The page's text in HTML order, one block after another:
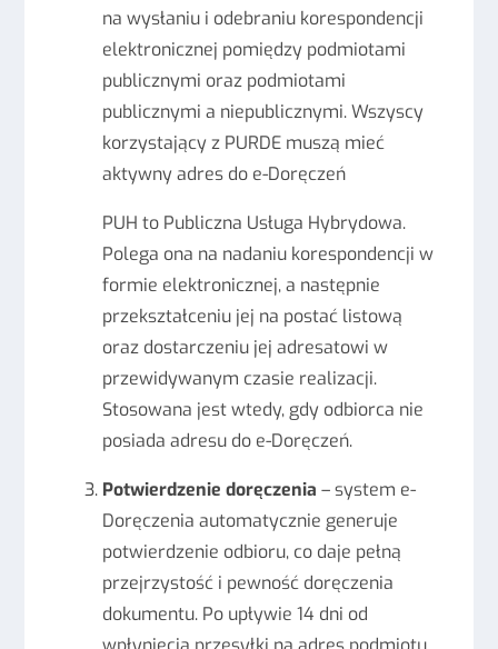
na wysłaniu i odebraniu korespondencji
elektronicznej pomiędzy podmiotami
publicznymi oraz podmiotami
publicznymi a niepublicznymi. Wszyscy
korzystający z PURDE muszą mieć
aktywny adres do e-Doręczeń
PUH to Publiczna Usługa Hybrydowa.
Polega ona na nadaniu korespondencji w
formie elektronicznej, a następnie
przekształceniu jej na postać listową
oraz dostarczeniu jej adresatowi w
przewidywanym czasie realizacji.
Stosowana jest wtedy, gdy odbiorca nie
posiada adresu do e-Doręczeń.
Potwierdzenie doręczenia – system e-
Doręczenia automatycznie generuje
potwierdzenie odbioru, co daje pełną
przejrzystość i pewność doręczenia
dokumentu. Po upływie 14 dni od